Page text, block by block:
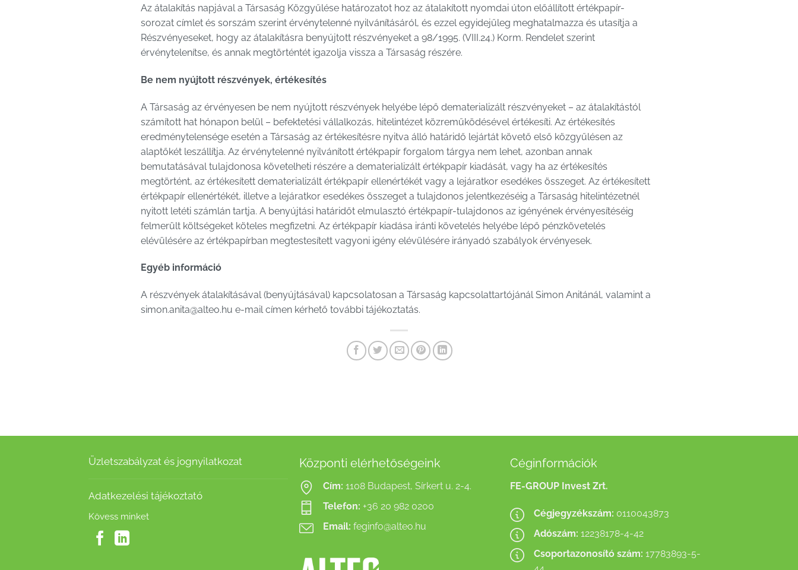
Az átalakítás napjával a Társaság Közgyűlése határozatot hoz az átalakított nyomdai úton előállított értékpapír-
sorozat címlet és sorszám szerint érvénytelenné nyilvánításáról, és ezzel egyidejűleg meghatalmazza és utasítja a
Részvényeseket, hogy az átalakításra benyújtott részvényeket a 98/1995. (VIII.24.) Korm. Rendelet szerint
érvénytelenítse, és annak megtörténtét igazolja vissza a Társaság részére.
Be nem nyújtott részvények, értékesítés
A Társaság az érvényesen be nem nyújtott részvények helyébe lépő dematerializált részvényeket – az átalakítástól
számított hat hónapon belül – befektetési vállalkozás, hitelintézet közreműködésével értékesíti. Az értékesítés
eredménytelensége esetén a Társaság az értékesítésre nyitva álló határidő lejártát követő első közgyűlésen az
alaptőkét leszállítja. Az érvénytelenné nyilvánított értékpapír forgalom tárgya nem lehet, azonban annak
bemutatásával tulajdonosa követelheti részére a dematerializált értékpapír kiadását, vagy ha az értékesítés
megtörtént, az értékesített dematerializált értékpapír ellenértékét vagy a lejáratkor esedékes összeget. Az értékesített
értékpapír ellenértékét, illetve a lejáratkor esedékes összeget a tulajdonos jelentkezéséig a Társaság hitelintézetnél
nyitott letéti számlán tartja. A benyújtási határidőt elmulasztó értékpapír-tulajdonos az igényének érvényesítéséig
felmerült költségeket köteles megfizetni. Az értékpapír kiadása iránti követelés helyébe lépő pénzkövetelés
elévülésére az értékpapírban megtestesített vagyoni igény elévülésére irányadó szabályok érvényesek.
Egyéb információ
A részvények átalakításával (benyújtásával) kapcsolatosan a Társaság kapcsolattartójánál Simon Anitánál, valamint a
simon.anita@alteo.hu e-mail címen kérhető további tájékoztatás.
Üzletszabályzat és jognyilatkozat
Adatkezelési tájékoztató
Kövess minket
Központi elérhetőségeink
Cím: 1108 Budapest, Sírkert u. 2-4.
Telefon: +36 20 982 0200
Email: feginfo@alteo.hu
Céginformációk
FE-GROUP Invest Zrt.
Cégjegyzékszám: 0110043873
Adószám: 12238178-4-42
Csoportazonosító szám: 17783893-5-